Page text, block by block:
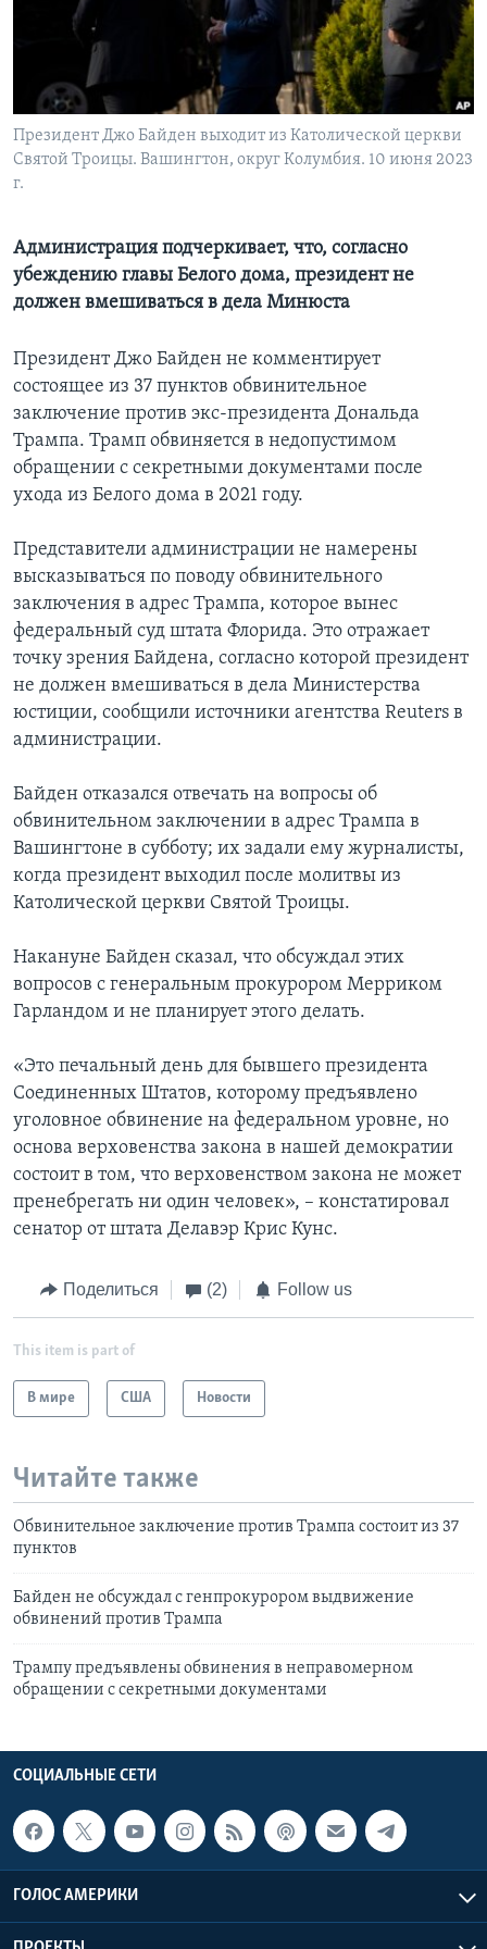
Learning English
СОЦИАЛЬНЫЕ СЕТИ
Президент Джо Байден выходит из Католической церкви
Святой Троицы. Вашингтон, округ Колумбия. 10 июня 2023
г.
Администрация подчеркивает, что, согласно
убеждению главы Белого дома, президент не
должен вмешиваться в дела Минюста
Президент Джо Байден не комментирует
состоящее из 37 пунктов обвинительное
заключение против экс-президента Дональда
Трампа. Трамп обвиняется в недопустимом
обращении с секретными документами после
ухода из Белого дома в 2021 году.
Представители администрации не намерены
высказываться по поводу обвинительного
заключения в адрес Трампа, которое вынес
федеральный суд штата Флорида. Это отражает
точку зрения Байдена, согласно которой президент
не должен вмешиваться в дела Министерства
юстиции, сообщили источники агентства Reuters в
администрации.
Байден отказался отвечать на вопросы об
обвинительном заключении в адрес Трампа в
Вашингтоне в субботу; их задали ему журналисты,
когда президент выходил после молитвы из
Католической церкви Святой Троицы.
Накануне Байден сказал, что обсуждал этих
вопросов с генеральным прокурором Мерриком
Гарландом и не планирует этого делать.
«Это печальный день для бывшего президента
Соединенных Штатов, которому предъявлено
уголовное обвинение на федеральном уровне, но
основа верховенства закона в нашей демократии
состоит в том, что верховенством закона не может
пренебрегать ни один человек», – констатировал
сенатор от штата Делавэр Крис Кунс.
Поделиться (2) Follow us
This item is part of
В мире США Новости
Читайте также
Обвинительное заключение против Трампа состоит из 37
пунктов
Байден не обсуждал с генпрокурором выдвижение
обвинений против Трампа
Трампу предъявлены обвинения в неправомерном
обращении с секретными документами
СОЦИАЛЬНЫЕ СЕТИ
ГОЛОС АМЕРИКИ